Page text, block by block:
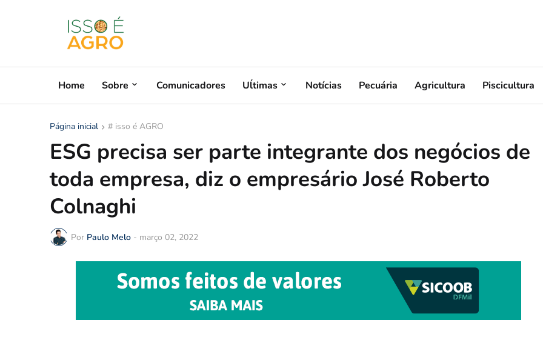
Home Sobre Comunicadores Uĺtimas Notícias Pecuária Agricultura Piscicultura
Página inicial # isso é AGRO
ESG precisa ser parte integrante dos negócios de
toda empresa, diz o empresário José Roberto
Colnaghi
Por Paulo Melo - março 02, 2022